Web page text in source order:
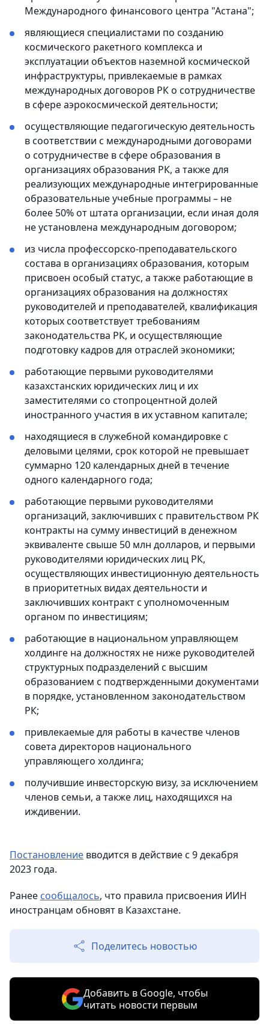
Международного финансового центра "Астана";
являющиеся специалистами по созданию
космического ракетного комплекса и
эксплуатации объектов наземной космической
инфраструктуры, привлекаемые в рамках
международных договоров РК о сотрудничестве
в сфере аэрокосмической деятельности;
осуществляющие педагогическую деятельность
в соответствии с международными договорами
о сотрудничестве в сфере образования в
организациях образования РК, а также для
реализующих международные интегрированные
образовательные учебные программы – не
более 50% от штата организации, если иная доля
не установлена международным договором;
из числа профессорско-преподавательского
состава в организациях образования, которым
присвоен особый статус, а также работающие в
организациях образования на должностях
руководителей и преподавателей, квалификация
которых соответствует требованиям
законодательства РК, и осуществляющие
подготовку кадров для отраслей экономики;
работающие первыми руководителями
казахстанских юридических лиц и их
заместителями со стопроцентной долей
иностранного участия в их уставном капитале;
находящиеся в служебной командировке с
деловыми целями, срок которой не превышает
суммарно 120 календарных дней в течение
одного календарного года;
работающие первыми руководителями
организаций, заключивших с правительством РК
контракты на сумму инвестиций в денежном
эквиваленте свыше 50 млн долларов, и первыми
руководителями юридических лиц РК,
осуществляющих инвестиционную деятельность
в приоритетных видах деятельности и
заключивших контракт с уполномоченным
органом по инвестициям;
работающие в национальном управляющем
холдинге на должностях не ниже руководителей
структурных подразделений с высшим
образованием с подтвержденными документами
в порядке, установленном законодательством
РК;
привлекаемые для работы в качестве членов
совета директоров национального
управляющего холдинга;
получившие инвесторскую визу, за исключением
членов семьи, а также лиц, находящихся на
иждивении.
Постановление вводится в действие с 9 декабря
2023 года.
Ранее сообщалось, что правила присвоения ИИН
иностранцам обновят в Казахстане.
Поделитесь новостью
Добавить в Google, чтобы
читать новости первым